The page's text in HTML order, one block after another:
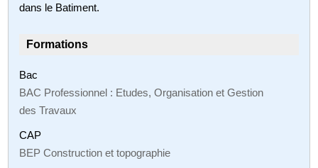
dans le Batiment.
Formations
Bac
BAC Professionnel : Etudes, Organisation et Gestion
des Travaux
CAP
BEP Construction et topographie